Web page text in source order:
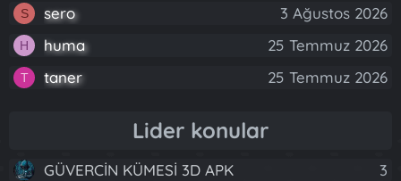
S sero 3 Ağustos 2026
H huma 25 Temmuz 2026
T taner 25 Temmuz 2026
Lider konular
GÜVERCİN KÜMESİ 3D APK 3